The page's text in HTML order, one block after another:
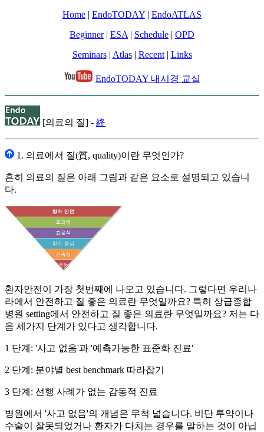
Home | EndoTODAY | EndoATLAS
Beginner| ESA | Schedule | OPD
Seminars| Atlas| Recent| Links
EndoTODAY 내시경 교실
[의료의 질] - 終
1. 의료에서 질(質, quality)이란 무엇인가?
흔히 의료의 질은 아래 그림과 같은 요소로 설명되고 있습니
다.
환자안전이 가장 첫번째에 나오고 있습니다. 그렇다면 우리나
라에서 안전하고 질 좋은 의료란 무엇일까요? 특히 상급종합
병원 setting에서 안전하고 질 좋은 의료란 무엇일까요? 저는 다
음 세가지 단계가 있다고 생각합니다.
1 단계: '사고 없음'과 '예측가능한 표준화 진료'
2 단계: 분야별 best benchmark 따라잡기
3 단계: 선행 사례가 없는 감동적 진료
병원에서 '사고 없음'의 개념은 무척 넓습니다. 비단 투약이나
수술이 잘못되었거나 환자가 다치는 경우를 말하는 것이 아닙